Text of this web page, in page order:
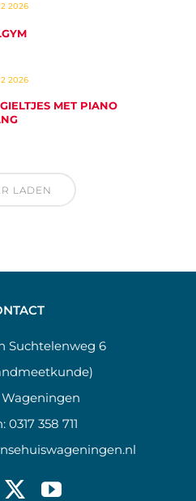
2026
2026
MET PIANO
LADEN
Suchtelenweg 6
Wageningen
0317 358 711